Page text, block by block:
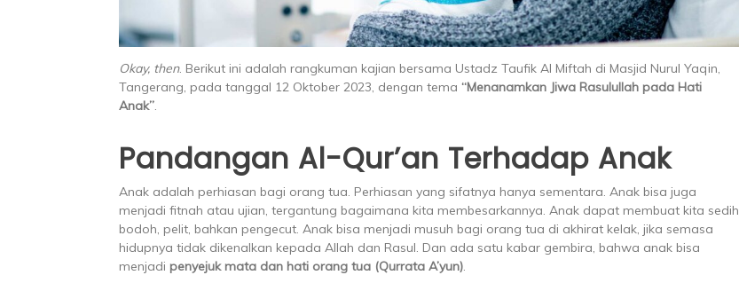
Okay, then. Berikut ini adalah rangkuman kajian bersama Ustadz Taufik Al Miftah di Masjid Nurul Yaqin,
Tangerang, pada tanggal 12 Oktober 2023, dengan tema“Menanamkan Jiwa Rasulullah pada Hati
Anak”
Pandangan Al-Qur’an Terhadap Anak
Anak adalah perhiasan bagi orang tua. Perhiasan yang sifatnya hanya sementara. Anak bisa juga
menjadi fitnah atau ujian, tergantung bagaimana kita membesarkannya. Anak dapat membuat kita sedih,
bodoh, pelit, bahkan pengecut. Anak bisa menjadi musuh bagi orang tua di akhirat kelak, jika semasa
hidupnya tidak dikenalkan kepada Allah dan Rasul. Dan ada satu kabar gembira, bahwa anak bisa
menjadi penyejuk mata dan hati orang tua (Qurrata A’yun)